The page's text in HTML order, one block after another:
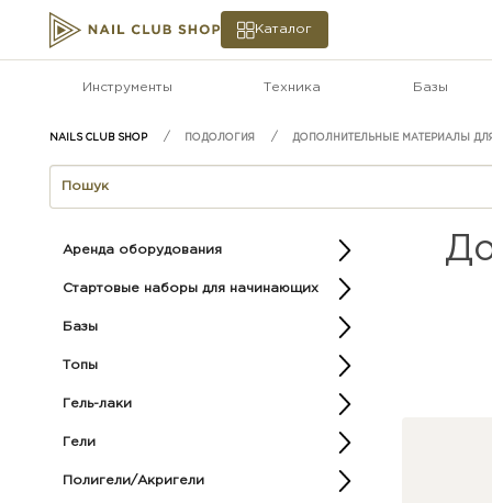
Каталог
Инструменты Техника Базы
ПОДОЛОГИЯ ДОПОЛНИТЕЛЬНЫЕ МАТЕРИАЛЫ
Аренда оборудования
Стартовые наборы для начинающих
Базы
Топы
Гель-лаки
Гели
Полигели/Акригели